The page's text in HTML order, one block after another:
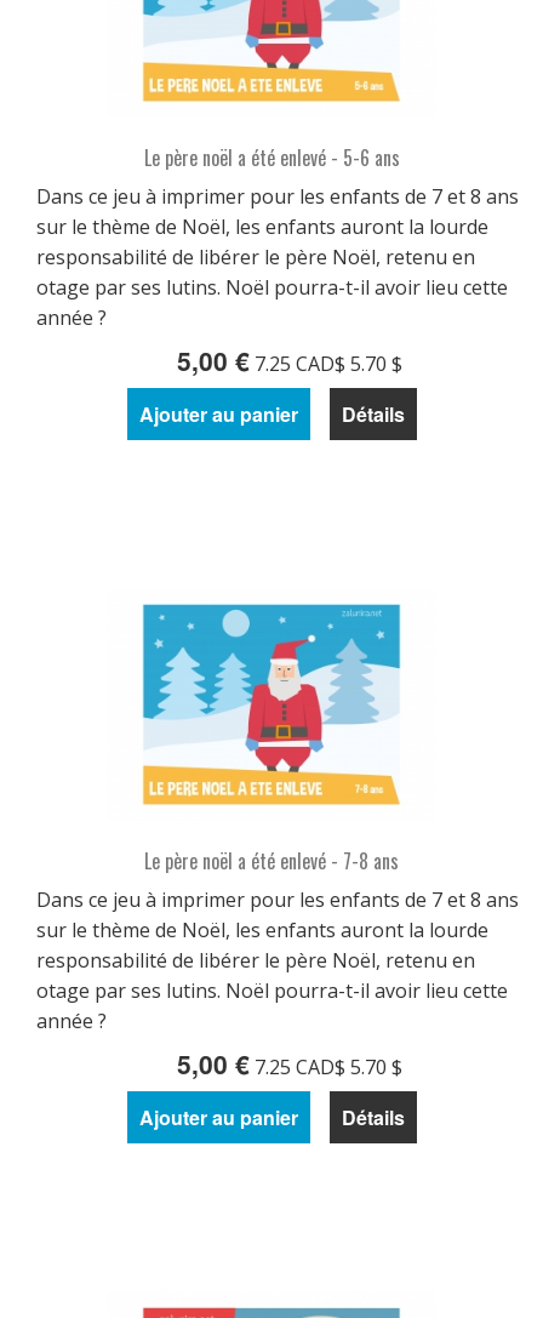
Le père noël a été enlevé - 5-6 ans
Dans ce jeu à imprimer pour les enfants de 7 et 8 ans
sur le thème de Noël, les enfants auront la lourde
responsabilité de libérer le père Noël, retenu en
otage par ses lutins. Noël pourra-t-il avoir lieu cette
année ?
5,00 € 7.25 CAD$ 5.70 $
Ajouter au panier Détails
Le père noël a été enlevé - 7-8 ans
Dans ce jeu à imprimer pour les enfants de 7 et 8 ans
sur le thème de Noël, les enfants auront la lourde
responsabilité de libérer le père Noël, retenu en
otage par ses lutins. Noël pourra-t-il avoir lieu cette
année ?
5,00 € 7.25 CAD$ 5.70 $
Ajouter au panier Détails